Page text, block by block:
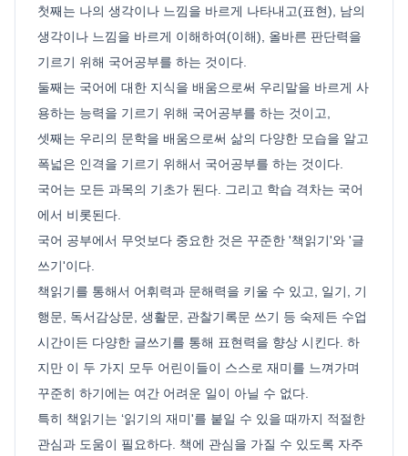
첫째는 나의 생각이나 느낌을 바르게 나타내고(표현), 남의
생각이나 느낌을 바르게 이해하여(이해), 올바른 판단력을
기르기 위해 국어공부를 하는 것이다.
둘째는 국어에 대한 지식을 배움으로써 우리말을 바르게 사
용하는 능력을 기르기 위해 국어공부를 하는 것이고,
셋째는 우리의 문학을 배움으로써 삶의 다양한 모습을 알고
폭넓은 인격을 기르기 위해서 국어공부를 하는 것이다.
국어는 모든 과목의 기초가 된다. 그리고 학습 격차는 국어
에서 비롯된다.
국어 공부에서 무엇보다 중요한 것은 꾸준한 '책읽기'와 '글
쓰기'이다.
책읽기를 통해서 어휘력과 문해력을 키울 수 있고, 일기, 기
행문, 독서감상문, 생활문, 관찰기록문 쓰기 등 숙제든 수업
시간이든 다양한 글쓰기를 통해 표현력을 향상 시킨다. 하
지만 이 두 가지 모두 어린이들이 스스로 재미를 느껴가며
꾸준히 하기에는 여간 어려운 일이 아닐 수 없다.
특히 책읽기는 ‘읽기의 재미'를 붙일 수 있을 때까지 적절한
관심과 도움이 필요하다. 책에 관심을 가질 수 있도록 자주